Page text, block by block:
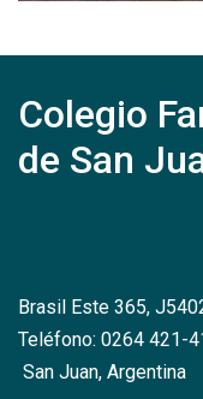
Colegio
de San
Brasil Este 365,
Teléfono: 0264 421-
San Juan, Argentina